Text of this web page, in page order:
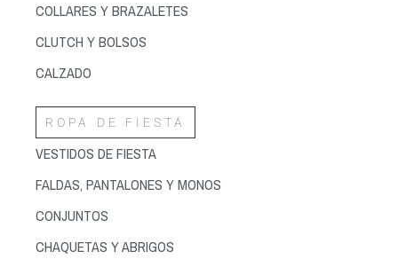
COLLARES Y BRAZALETES
CLUTCH Y BOLSOS
CALZADO
ROPA DE FIESTA
VESTIDOS DE FIESTA
FALDAS, PANTALONES Y MONOS
CONJUNTOS
CHAQUETAS Y ABRIGOS